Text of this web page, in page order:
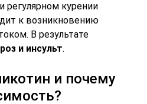
регулярном курении
к возникновению
В результате
и инсульт.
и почему